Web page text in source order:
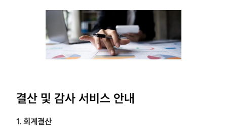
결산 및 감사 서비스 안내
1. 회계결산